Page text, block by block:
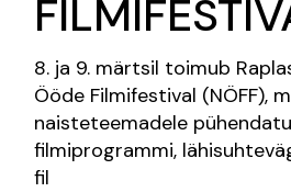
8. ja 9. märtsil toimub
Ööde Filmifestival (NÖFF),
naisteteemadele
filmiprogrammi,
fil